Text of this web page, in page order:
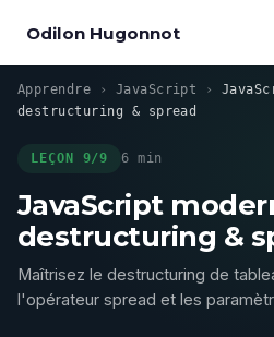
Odilon Hugonnot
Apprendre › JavaScript ›
destructuring & spread
LEÇON 9/9 6 min
JavaScript
destructuring &
Maîtrisez le destructuring de
l'opérateur spread et les